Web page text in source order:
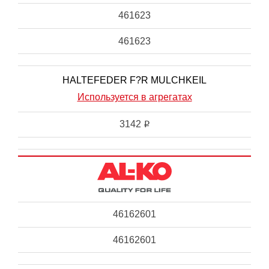
461623
461623
HALTEFEDER F?R MULCHKEIL
Используется в агрегатах
3142 i
46162601
46162601